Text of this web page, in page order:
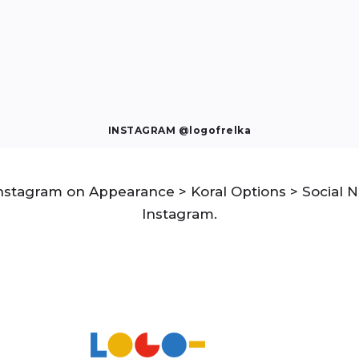
INSTAGRAM @logofrelka
on Appearance > Koral Options > Social
Instagram.